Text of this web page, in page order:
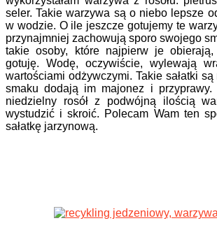
seler. Takie warzywa są o niebo lepsze
w wodzie. O ile jeszcze gotujemy te
przynajmniej zachowują sporo swojego
takie osoby, które najpierw je
gotuję. Wodę, oczywiście, wylewają
wartościami odżywczymi. Takie sałatki są
smaku dodają im majonez i
niedzielny rosół z podwójną ilością
wystudzić i skroić. Polecam Wam ten
sałatkę jarzynową.